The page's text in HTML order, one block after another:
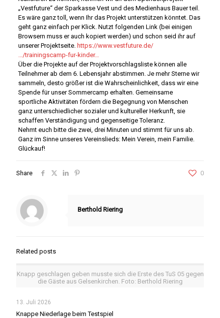
„Vestfuture“ der Sparkasse Vest und des Medienhaus Bauer teil.
Es wäre ganz toll, wenn Ihr das Projekt unterstützen könntet. Das
geht ganz einfach per Klick. Nutzt folgenden Link (bei einigen
Browsern muss er auch kopiert werden) und schon seid ihr auf
unserer Projektseite. https://www.vestfuture.de/
…/trainingscamp-fur-kinder…
Über die Projekte auf der Projektvorschlagsliste können alle
Teilnehmer ab dem 6. Lebensjahr abstimmen. Je mehr Sterne wir
sammeln, desto größer ist die Wahrscheinlichkeit, dass wir eine
Spende für unser Sommercamp erhalten. Gemeinsame
sportliche Aktivitäten fördern die Begegnung von Menschen
ganz unterschiedlicher sozialer und kultureller Herkunft, sie
schaffen Verständigung und gegenseitige Toleranz.
Nehmt euch bitte die zwei, drei Minuten und stimmt für uns ab.
Ganz im Sinne unseres Vereinslieds: Mein Verein, mein Familie.
Glückauf!
Share 0
Berthold Riering
Related posts
Knapp geschlagen geben musste sich die Erste des TuS 05 gegen
die Gäste aus Gelsenkirchen. Foto: Berthold Riering
13. Juli 2026
Knappe Niederlage beim Testspiel